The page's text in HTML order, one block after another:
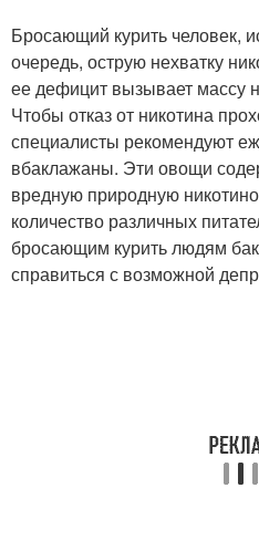
Бросающий курить человек,
очередь, острую нехватку
ее дефицит вызывает массу
Чтобы отказ от никотина
специалисты рекомендуют
вбаклажаны. Эти овощи
вредную природную
количество различных
бросающим курить людям
справиться с возможной